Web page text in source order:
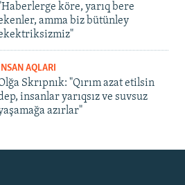
köre, yarıq bere
amma biz bütünley
İNSAN AQLARI
Skrıpnık: "Qırım azat etilsin
insanlar yarıqsız ve suvsuz
azırlar"